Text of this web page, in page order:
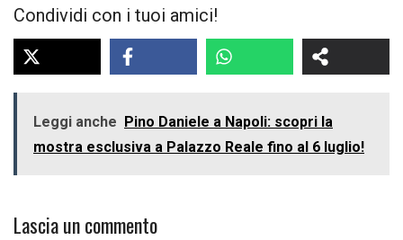
Condividi con i tuoi amici!
Leggi anche Pino Daniele a Napoli: scopri la
mostra esclusiva a Palazzo Reale fino al 6 luglio!
Lascia un commento